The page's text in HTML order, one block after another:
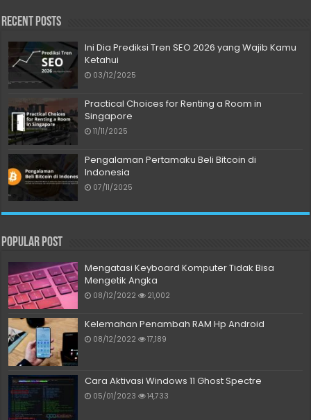
Recent Posts
Ini Dia Prediksi Tren SEO 2026 yang Wajib Kamu
Ketahui
03/12/2025
Practical Choices for Renting a Room in
Singapore
11/11/2025
Pengalaman Pertamaku Beli Bitcoin di
Indonesia
07/11/2025
Popular Post
Mengatasi Keyboard Komputer Tidak Bisa
Mengetik Angka
08/12/2022 21,002
Kelemahan Penambah RAM Hp Android
08/12/2022 17,189
Cara Aktivasi Windows 11 Ghost Spectre
05/01/2023 14,733